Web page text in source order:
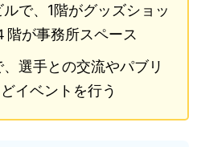
で、1階がグッズショッ
階が事務所スペース
選手との交流やパブリ
イベントを行う